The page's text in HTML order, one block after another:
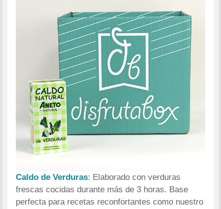
Caldo de Verduras: Elaborado con verduras
frescas cocidas durante más de 3 horas. Base
perfecta para recetas reconfortantes como nuestro